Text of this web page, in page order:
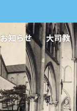
お知らせ 大司教